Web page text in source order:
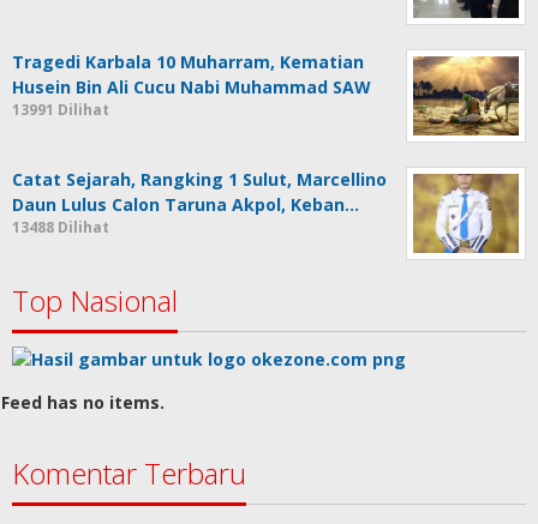
Tragedi Karbala 10 Muharram, Kematian
Husein Bin Ali Cucu Nabi Muhammad SAW
13991 Dilihat
Catat Sejarah, Rangking 1 Sulut, Marcellino
Daun Lulus Calon Taruna Akpol, Keban…
13488 Dilihat
Top Nasional
Feed has no items.
Komentar Terbaru